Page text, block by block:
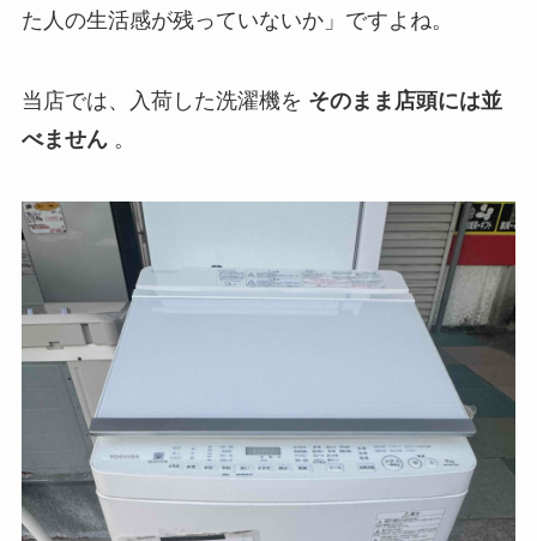
た人の生活感が残っていないか」ですよね。
当店では、入荷した洗濯機を そのまま店頭には並
べません。